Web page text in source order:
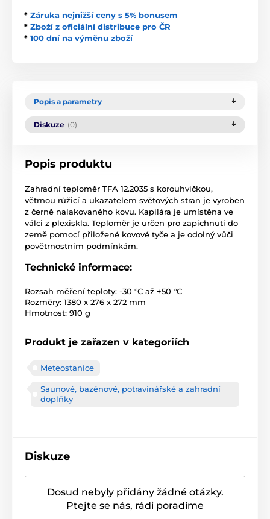
* Záruka nejnižší ceny s 5% bonusem
* Zboží z oficiální distribuce pro ČR
* 100 dní na výměnu zboží
Popis a parametry
Diskuze (0)
Popis produktu
Zahradní teploměr TFA 12.2035 s korouhvičkou,
větrnou růžicí a ukazatelem světových stran je vyroben
z černě nalakovaného kovu. Kapilára je umístěna ve
válci z plexiskla. Teploměr je určen pro zapíchnutí do
země pomocí přiložené kovové tyče a je odolný vůči
povětrnostním podmínkám.
Technické informace:
Rozsah měření teploty: -30 °C až +50 °C
Rozměry: 1380 x 276 x 272 mm
Hmotnost: 910 g
Produkt je zařazen v kategoriích
Meteostanice
Saunové, bazénové, potravinářské a zahradní
doplňky
Diskuze
Dosud nebyly přidány žádné otázky.
Ptejte se nás, rádi poradíme